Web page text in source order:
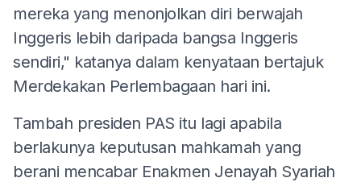
mereka yang menonjolkan diri berwajah
Inggeris lebih daripada bangsa Inggeris
sendiri," katanya dalam kenyataan bertajuk
Merdekakan Perlembagaan hari ini.
Tambah presiden PAS itu lagi apabila
berlakunya keputusan mahkamah yang
berani mencabar Enakmen Jenayah Syariah